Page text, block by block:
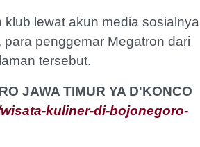
lewat akun media sosialnya
penggemar Megatron dari
tersebut.
JAWA TIMUR YA D'KONCO
kuliner-di-bojonegoro-